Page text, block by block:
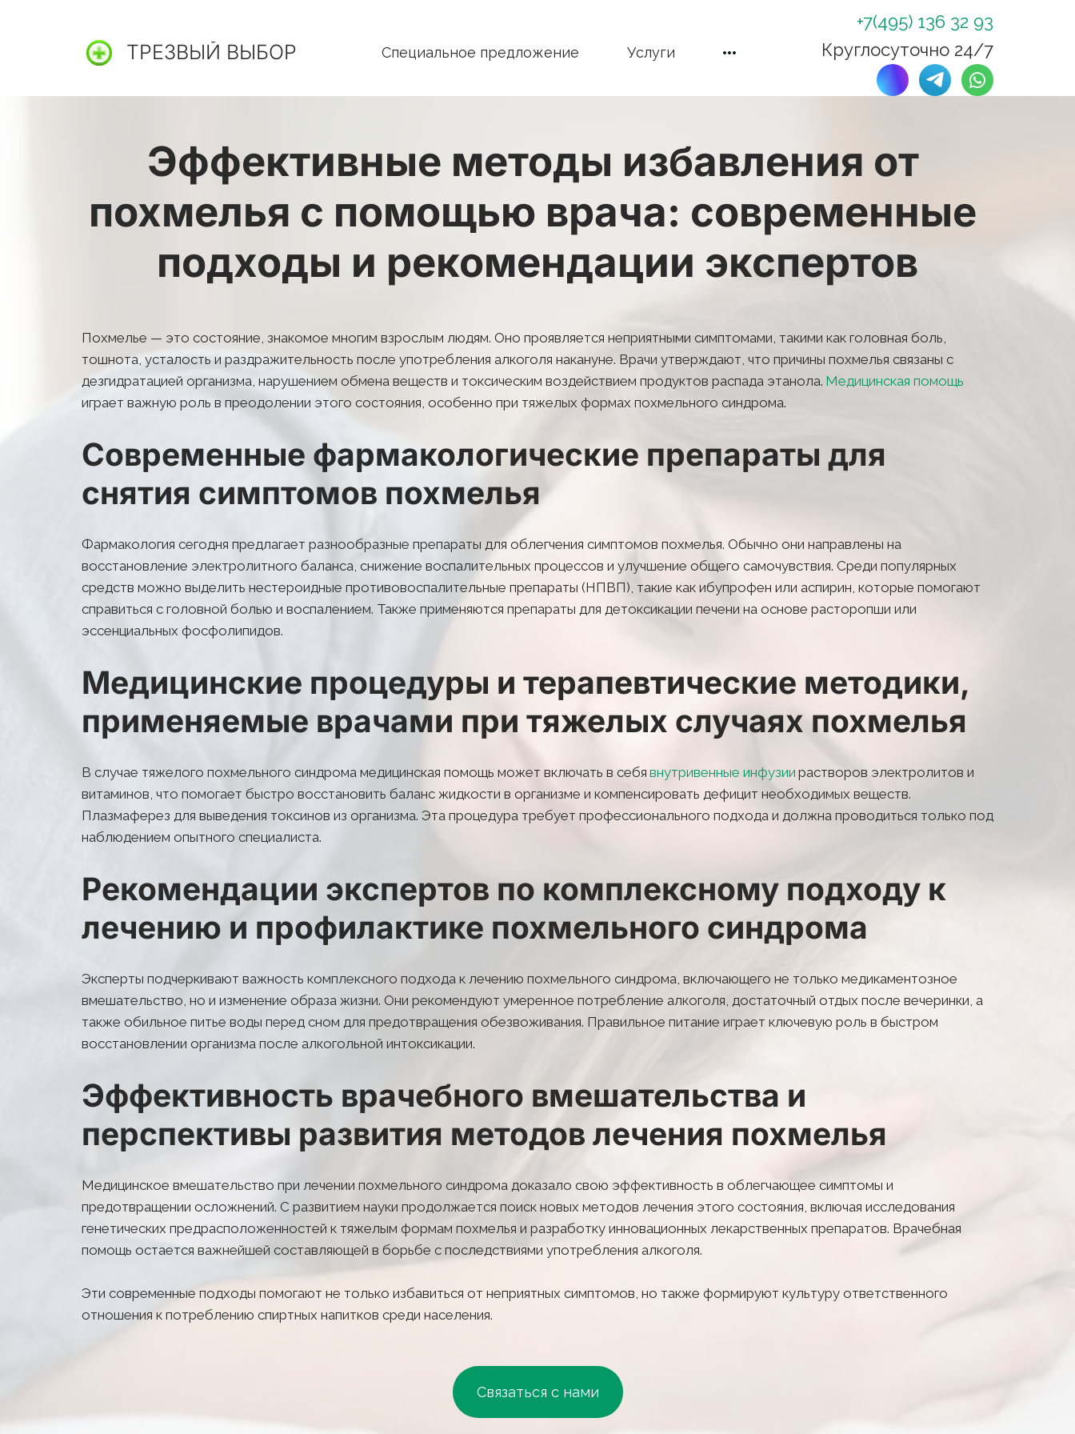
ТРЕЗВЫЙ ВЫБОР Специальное предложение Услуги
+7(495) 136 32 93
Круглосуточно 24/7
Эффективные методы избавления от
похмелья с помощью врача: современные
подходы и рекомендации экспертов
Похмелье — это состояние, знакомое многим взрослым людям. Оно проявляется неприятными симптомами, такими как головная боль,
тошнота, усталость и раздражительность после употребления алкоголя накануне. Врачи утверждают, что причины похмелья связаны с
дезгидратацией организма, нарушением обмена веществ и токсическим воздействием продуктов распада этанола.
играет важную роль в преодолении этого состояния, особенно при тяжелых формах похмельного синдрома.
Современные фармакологические препараты для
снятия симптомов похмелья
Фармакология сегодня предлагает разнообразные препараты для облегчения симптомов похмелья. Обычно они направлены на
восстановление электролитного баланса, снижение воспалительных процессов и улучшение общего самочувствия. Среди популярных
средств можно выделить нестероидные противовоспалительные препараты (НПВП), такие как ибупрофен или аспирин, которые помогают
справиться с головной болью и воспалением. Также применяются препараты для детоксикации печени на основе расторопши или
эссенциальных фосфолипидов.
Медицинские процедуры и терапевтические методики,
применяемые врачами при тяжелых случаях похмелья
В случае тяжелого похмельного синдрома медицинская помощь может включать в себя внутривенные инфузии растворов электролитов и
витаминов, что помогает быстро восстановить баланс жидкости в организме и компенсировать дефицит необходимых веществ.
Плазмаферез для выведения токсинов из организма. Эта процедура требует профессионального подхода и должна проводиться только под
наблюдением опытного специалиста.
Рекомендации экспертов по комплексному подходу к
лечению и профилактике похмельного синдрома
Эксперты подчеркивают важность комплексного подхода к лечению похмельного синдрома, включающего не только медикаментозное
вмешательство, но и изменение образа жизни. Они рекомендуют умеренное потребление алкоголя, достаточный отдых после вечеринки, а
также обильное питье воды перед сном для предотвращения обезвоживания. Правильное питание играет ключевую роль в быстром
восстановлении организма после алкогольной интоксикации.
Эффективность врачебного вмешательства и
перспективы развития методов лечения похмелья
Медицинское вмешательство при лечении похмельного синдрома доказало свою эффективность в облегчающее симптомы и
предотвращении осложнений. С развитием науки продолжается поиск новых методов лечения этого состояния, включая исследования
генетических предрасположенностей к тяжелым формам похмелья и разработку инновационных лекарственных препаратов. Врачебная
помощь остается важнейшей составляющей в борьбе с последствиями употребления алкоголя.
Эти современные подходы помогают не только избавиться от неприятных симптомов, но также формируют культуру ответственного
отношения к потреблению спиртных напитков среди населения.
Связаться с нами